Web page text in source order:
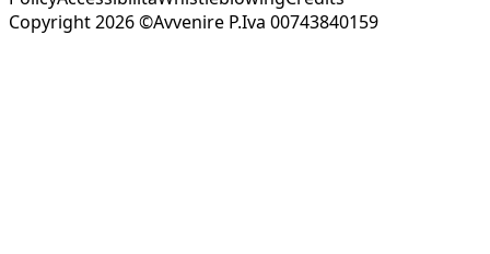
Copyright 2026 ©Avvenire P.Iva 00743840159